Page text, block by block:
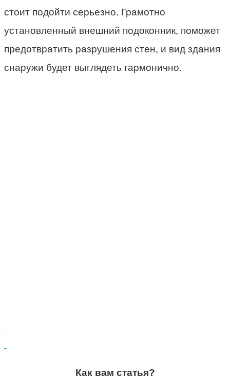
стоит подойти серьезно. Грамотно
установленный внешний подоконник, поможет
предотвратить разрушения стен, и вид здания
снаружи будет выглядеть гармонично.
Как вам статья?